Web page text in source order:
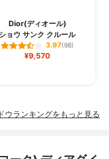
Dior(ディオール)
ショウ サンク クルール
3.97(98)
¥9,570
ウランキングをもっと見る